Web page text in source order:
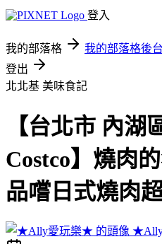
登入
我的部落格 我的部落格後台
登出
北北基 美味食記
【台北市 內湖
Costco】燒肉
品嚐日式燒肉